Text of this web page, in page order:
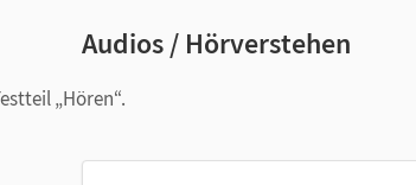
Audios / Hörverstehen
„Hören“.